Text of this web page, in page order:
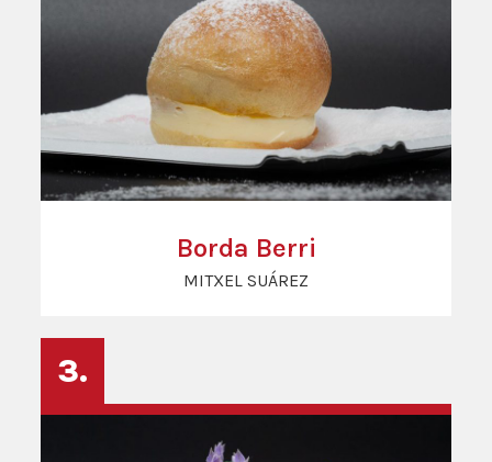
Borda Berri
MITXEL SUÁREZ
3.